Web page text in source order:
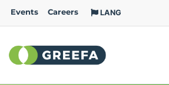
Events Careers LANG